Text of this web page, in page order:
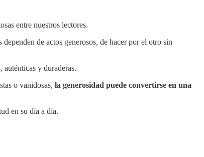
entre nuestros lectores.
de actos generosos, de hacer por el otro sin
auténticas y duraderas.
o vanidosas, la generosidad puede convertirse en una
en su día a día.